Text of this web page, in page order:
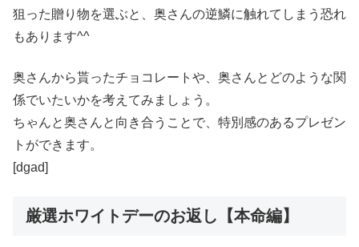
狙った贈り物を選ぶと、奥さんの逆鱗に触れてしまう恐れ
もあります^^
奥さんから貰ったチョコレートや、奥さんとどのような関
係でいたいかを考えてみましょう。
ちゃんと奥さんと向き合うことで、特別感のあるプレゼン
トができます。
[dgad]
厳選ホワイトデーのお返し【本命編】